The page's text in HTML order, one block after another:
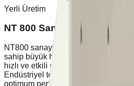
Yerli Üretim
NT 800 Sanayi Tipi Nem
NT800 sanayi tipi nem alma cihazı,
sahip büyük hacimli alanlarda
hızlı ve etkili şekilde uzaklaştırmak
Endüstriyel tesisler, depolar ve
optimum performans sağlar.